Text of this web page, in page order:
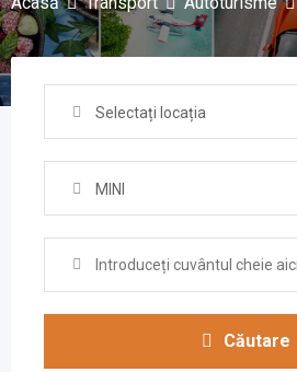
Selectați locația
MINI
Căutare